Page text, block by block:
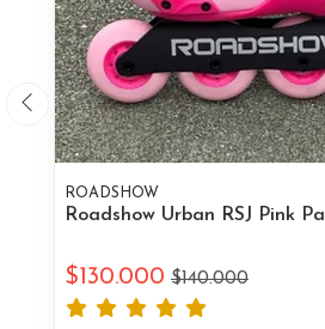
ROADSHOW
Roadshow Urban RSJ Pink
$130.000 $140.000